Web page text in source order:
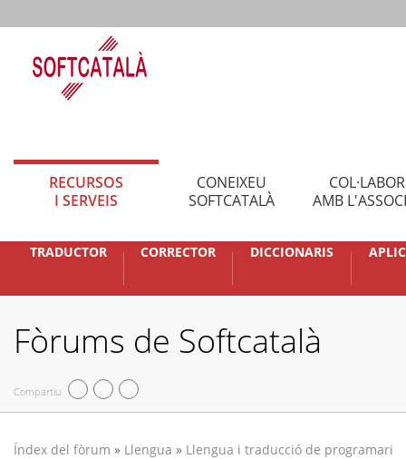
RECURSOS
I SERVEIS
CONEIXEU
SOFTCATALÀ
AMB
TRADUCTOR CORRECTOR DICCIONARIS
Fòrums de Softcatalà
Compartiu
Índex del fòrum » Llengua » Llengua i traducció de programari